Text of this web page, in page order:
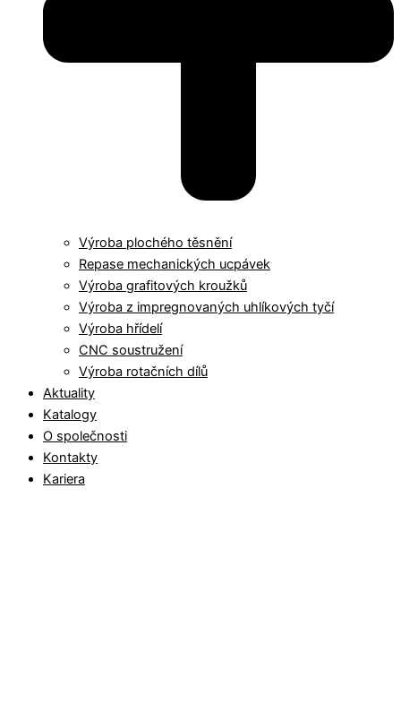
Výroba plochého těsnění
Repase mechanických ucpávek
Výroba grafitových kroužků
Výroba z impregnovaných uhlíkových tyčí
Výroba hřídelí
CNC soustružení
Výroba rotačních dílů
Aktuality
Katalogy
O společnosti
Kontakty
Kariera